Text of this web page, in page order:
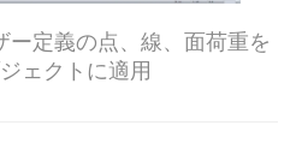
ー定義の点、線、面荷重を
ェクトに適用